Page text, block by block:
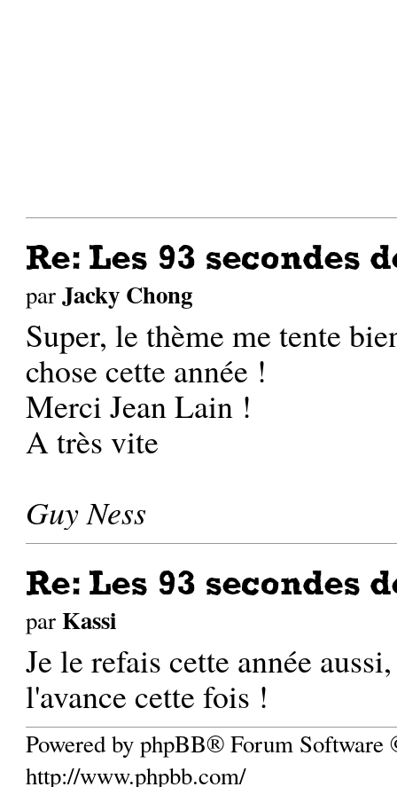
Re: Les 93 secondes
parJacky Chong
Super, le thème me tente
chose cette année !
Merci Jean Lain !
A très vite
Guy Ness
Re: Les 93 secondes
parKassi
Je le refais cette année
l'avance cette fois !
Powered by phpBB® Forum
http://www.phpbb.com/